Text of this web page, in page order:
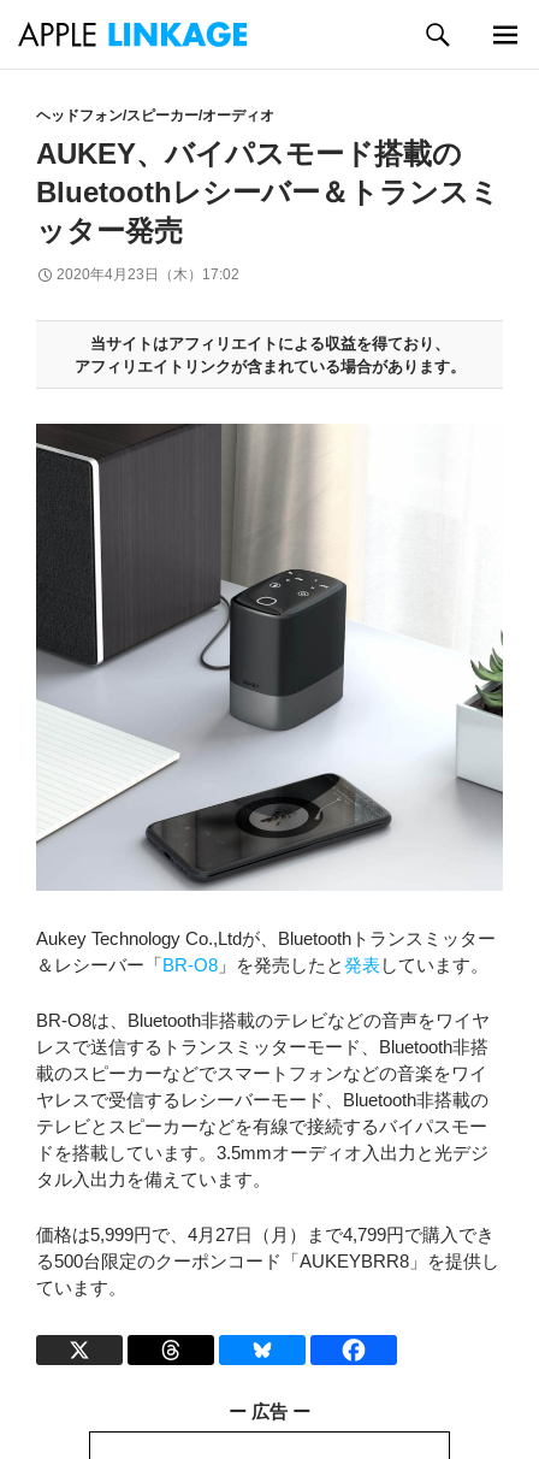
索
ヘッドフォン/スピーカー/オーディオ
AUKEY、バイパスモード搭載の
Bluetoothレシーバー＆トランスミ
ッター発売
2020年4月23日（木）17:02
当サイトはアフィリエイトによる収益を得ており、
アフィリエイトリンクが含まれている場合があります。
Aukey Technology Co.,Ltdが、Bluetoothトランスミッター
＆レシーバー「BR-O8 」を発売したと発表しています。
BR-O8は、Bluetooth非搭載のテレビなどの音声をワイヤ
レスで送信するトランスミッターモード、Bluetooth非搭
載のスピーカーなどでスマートフォンなどの音楽をワイ
ヤレスで受信するレシーバーモード、Bluetooth非搭載の
テレビとスピーカーなどを有線で接続するバイパスモー
ドを搭載しています。3.5mmオーディオ入出力と光デジ
タル入出力を備えています。
価格は5,999円で、4月27日（月）まで4,799円で購入でき
る500台限定のクーポンコード「AUKEYBRR8」を提供し
ています。
ー 広告 ー